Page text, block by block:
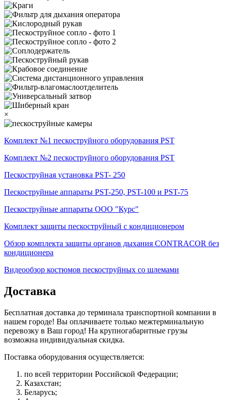
×
Комплект №1 пескоструйного оборудования PST
Комплект №2 пескоструйного оборудования PST
Пескоструйная установка PST- 250
Пескоструйные аппараты PST-250, PST-100 и PST-75
Пескоструйные аппараты ООО "Курс"
Комплект защиты пескоструйный с кондиционером
Обзор комплекта защиты органов дыхания CONTRACOR без
кондиционера
Видеообзор костюмов пескоструйных со шлемами
Доставка
Бесплатная доставка до терминала транспортной компании в
нашем городе! Вы оплачиваете только межтерминальную
перевозку в Ваш город! На крупногабаритные грузы
возможна индивидуальная скидка.
Поставка оборудования осуществляется:
по всей территории Российской Федерации;
Казахстан;
Беларусь;